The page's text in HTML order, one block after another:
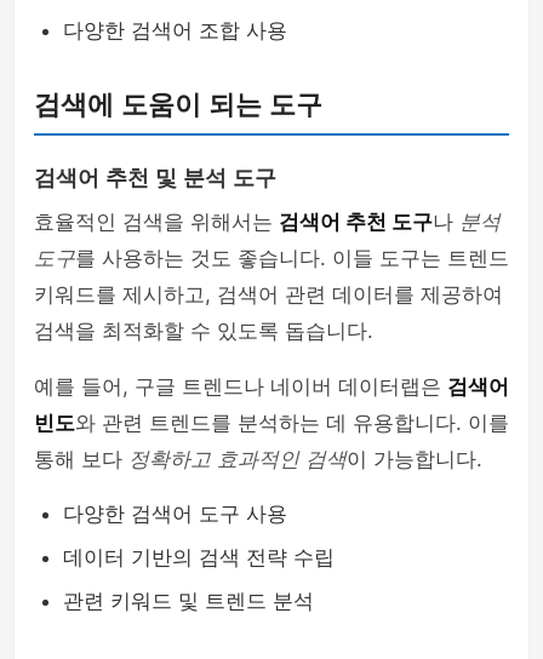
다양한 검색어 조합 사용
검색에 도움이 되는 도구
검색어 추천 및 분석 도구
효율적인 검색을 위해서는 검색어 추천 도구나 분석
도구를 사용하는 것도 좋습니다. 이들 도구는 트렌드
키워드를 제시하고, 검색어 관련 데이터를 제공하여
검색을 최적화할 수 있도록 돕습니다.
예를 들어, 구글 트렌드나 네이버 데이터랩은 검색어
빈도와 관련 트렌드를 분석하는 데 유용합니다. 이를
통해 보다 정확하고 효과적인 검색이 가능합니다.
다양한 검색어 도구 사용
데이터 기반의 검색 전략 수립
관련 키워드 및 트렌드 분석